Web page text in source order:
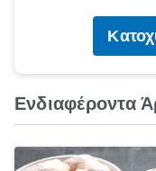
Ενδιαφέροντα